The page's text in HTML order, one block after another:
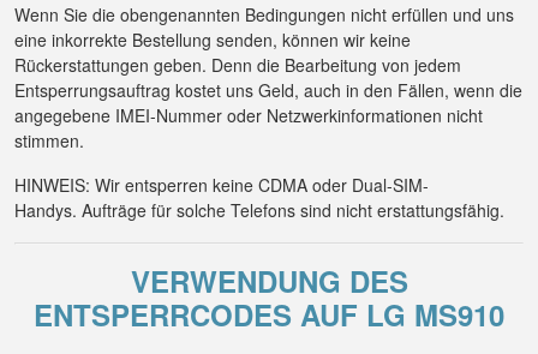
Wenn Sie die obengenannten Bedingungen nicht erfüllen und uns
eine inkorrekte Bestellung senden, können wir keine
Rückerstattungen geben. Denn die Bearbeitung von jedem
Entsperrungsauftrag kostet uns Geld, auch in den Fällen, wenn die
angegebene IMEI-Nummer oder Netzwerkinformationen nicht
stimmen.
HINWEIS: Wir entsperren keine CDMA oder Dual-SIM-
Handys. Aufträge für solche Telefons sind nicht erstattungsfähig.
VERWENDUNG DES
ENTSPERRCODES AUF LG MS910